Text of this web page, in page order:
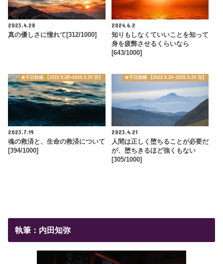
2023.4.28
真の優しさに憧れて[312/1000]
2024.6.2
知りもしなくていいことを知って
身を疲弊させるくらいなら
[643/1000]
★千日投稿 【2022.6.20~2025.5.25 完】
2023.7.19
魂の救済と、生命の救済について
[394/1000]
★千日投稿 【2022.6.20~2025.5.25 完】
2023.4.21
人間は正しく堕ちることが必要だ
が、堕ちきるほど強くもない
[305/1000]
執筆：内田知弥